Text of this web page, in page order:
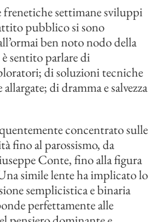
frenetiche settimane sviluppi
pubblico si sono
ben noto nodo della
sentito parlare di
di soluzioni tecniche
di dramma e salvezza
concentrato sulle
fino al parossismo, da
Conte, fino alla figura
simile lente ha implicato lo
semplicistica e binaria
perfettamente alle